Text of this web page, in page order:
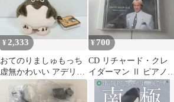
¥2,333
おてのりましゅもっち
虚無かわいい アデリー
ペンギン ぬいぐるみ デ
ブ期
¥700
CD リチャード・クレ
イダーマン Ⅱ ピアノ
午後の旅立ち～渚のア
デリーヌ